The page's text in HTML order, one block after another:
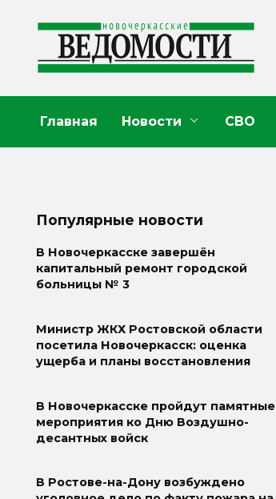
содержанию
Главная Новости СВО
Популярные новости
В Новочеркасске завершён
капитальный ремонт городской
больницы № 3
Министр ЖКХ Ростовской области
посетила Новочеркасск: оценка
ущерба и планы восстановления
В Новочеркасске пройдут памятные
мероприятия ко Дню Воздушно-
десантных войск
В Ростове-на-Дону возбуждено